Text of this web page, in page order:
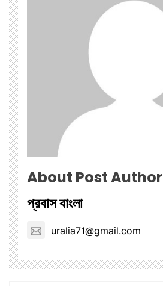
About Post Author
প্রবাস বাংলা
uralia71@gmail.com